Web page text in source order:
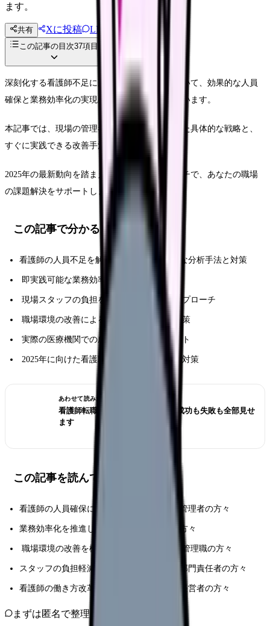
ます。
共有 Xに投稿 LINE
投稿文コピー
この記事の目次37項目
深刻化する看護師不足に直面する医療現場において、効果的な人員
確保と業務効率化の実現は喫緊の課題となっています。
本記事では、現場の管理者が実際に成功を収めた具体的な戦略と、
すぐに実践できる改善手法をご紹介します。
2025年の最新動向を踏まえた実践的なアプローチで、あなたの職場
の課題解決をサポートします。
この記事で分かること
看護師の人員不足を解消するための具体的な分析手法と対策
即実践可能な業務効率化の方法と手順
現場スタッフの負担を軽減する効果的なアプローチ
職場環境の改善によるリテンション率向上策
実際の医療機関での成功事例と実践ポイント
2025年に向けた看護職員確保のトレンドと対策
あわせて読みたい
看護師転職のリアル体験談12選｜成功も失敗も全部見せ
ます
この記事を読んでほしい人
看護師の人員確保に課題を感じている看護管理者の方々
業務効率化を推進したい病棟師長・主任の方々
職場環境の改善を検討している医療機関の管理職の方々
スタッフの負担軽減策を模索している看護部門責任者の方々
看護師の働き方改革を推進したい医療機関経営者の方々
まずは匿名で整理